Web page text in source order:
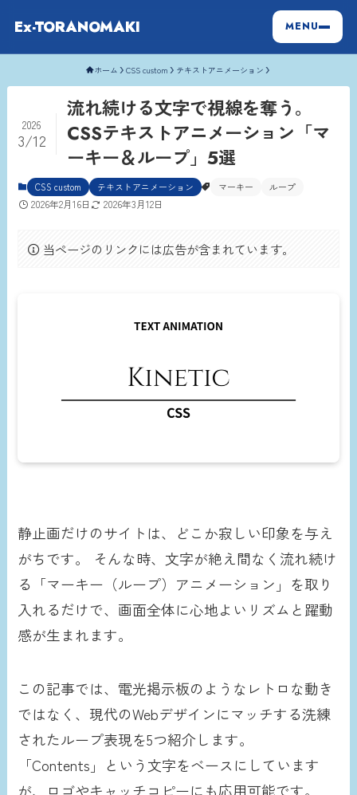
Ex-TORANOMAKI MENU
ホーム CSS custom テキストアニメーション
流れ続ける文字で視線を奪う。
CSSテキストアニメーション「マ
ーキー＆ループ」5選
2026
3/12
CSS custom テキストアニメーション マーキー ループ
2026年2月16日 2026年3月12日
当ページのリンクには広告が含まれています。
静止画だけのサイトは、どこか寂しい印象を与え
がちです。 そんな時、文字が絶え間なく流れ続け
る「マーキー（ループ）アニメーション」を取り
入れるだけで、画面全体に心地よいリズムと躍動
感が生まれます。
この記事では、電光掲示板のようなレトロな動き
ではなく、現代のWebデザインにマッチする洗練
されたループ表現を5つ紹介します。
「Contents」という文字をベースにしています
が、ロゴやキャッチコピーにも応用可能です。